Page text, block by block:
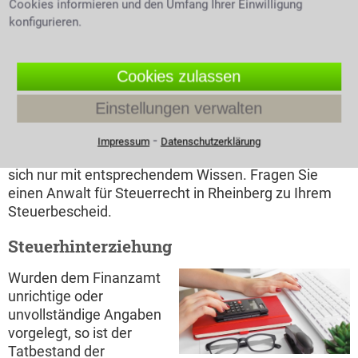
Inhalt des Steuerbescheides gibt Auskunft über die
tatsächlich zu entrichtende Steuer. Ist zu viel
Rückerstattung, war es zu wenig wird man zur
Nachzahlung aufgefordert. Wie gegen jeden
amtlichen Bescheid sind auch gegen den
Steuerbescheid Rechtsmittel möglich, zunächst per
Einspruch, dann auf dem Wege einer Klage. Das sehr
sich nur mit entsprechendem Wissen. Fragen Sie
einen Anwalt für Steuerrecht in Rheinberg zu Ihrem
Steuerbescheid.
Steuerhinterziehung
Wurden dem Finanzamt
unrichtige oder
unvollständige Angaben
vorgelegt, so ist der
Tatbestand der
Cookies informieren und den Umfang Ihrer Einwilligung
konfigurieren.
Cookies zulassen
Einstellungen verwalten
Impressum⁃ Datenschutzerklärung